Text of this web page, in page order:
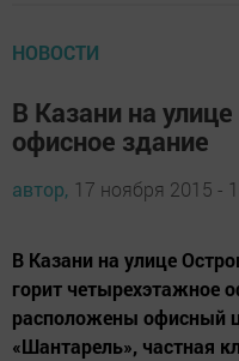
НОВОСТИ
В Казани на
офисное здание
автор, 17 ноября 2015 -
В Казани на улице
горит четырехэтажное
расположены офисный
«Шантарель», частная